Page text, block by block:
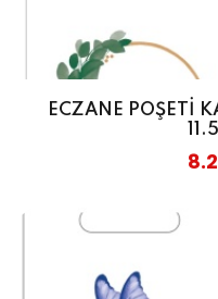
ECZANE POŞETİ